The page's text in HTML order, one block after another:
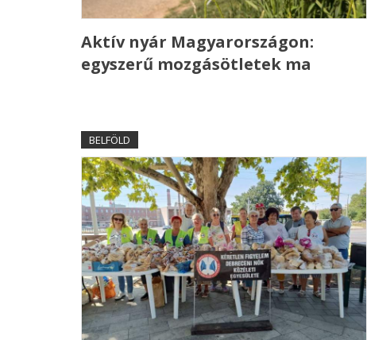
Aktív nyár Magyarországon:
egyszerű mozgásötletek ma
BELFÖLD